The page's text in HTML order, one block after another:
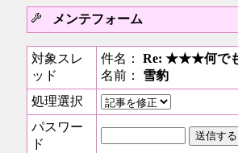
メンテフォーム
対象スレ
ッド
件名： Re: ★★★何で
名前： 雪豹
処理選択
パスワー
ド